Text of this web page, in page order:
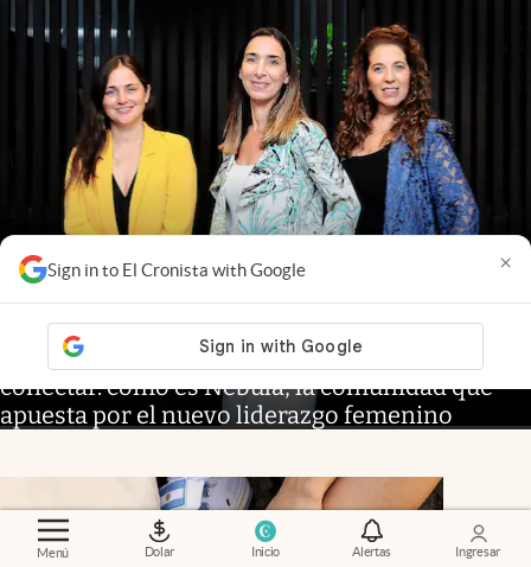
Menú Dolar Inicio Alertas Ingresar
Sign in to El Cronista with Google ×
"Donde nacen las estrellas" .El poder de
conectar: cómo es Nébula, la comunidad que
apuesta por el nuevo liderazgo femenino